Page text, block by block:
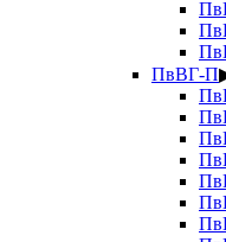
ПвВГ-П